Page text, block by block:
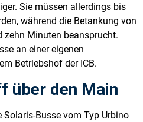
Sie müssen allerdings bis
während die Betankung von
Minuten beansprucht.
an einer eigenen
Betriebshof der ICB.
über den Main
Busse vom Typ Urbino